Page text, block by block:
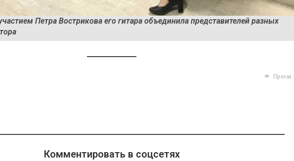
Петра Вострикова его гитара объединила представителей разных
Просм.:
Комментировать в соцсетях